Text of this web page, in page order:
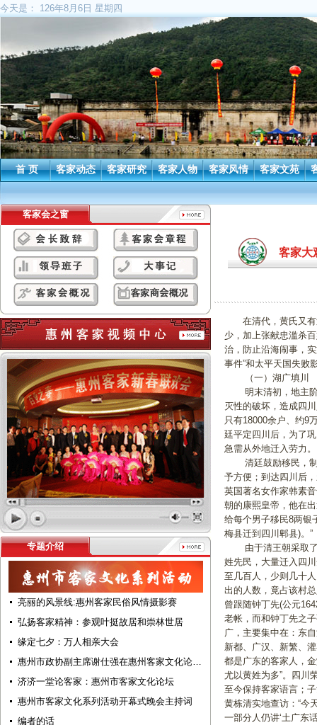
今天是： 126年8月6日 星期四
首 页 客家动态 客家研究 客家人物 客家风情 客家文苑
客家会之窗
专题介绍
亮丽的风景线:惠州客家民俗风情摄影赛
弘扬客家精神：参观叶挺故居和崇林世居
缘定七夕：万人相亲大会
惠州市政协副主席谢仕强在惠州客家文化论…
济济一堂论客家：惠州市客家文化论坛
惠州市客家文化系列活动开幕式晚会主持词
编者的话
客家大
在清代，黄氏又有
少，加上张献忠滥杀
治，防止沿海闹事，
事件”和太平天国失败
（一）湖广填川
明末清初，地主阶
灭性的破坏，造成四
只有18000余户、约9
廷平定四川后，为了
急需从外地迁入劳力。
清廷鼓励移民，制
予方便；到达四川后
英国著名女作家韩素
朝的康熙皇帝，他在
给每个男子移民8两银
梅县迁到四川郫县)。”
由于清王朝采取了
姓先民，大量迁入四
至几百人，少则几十
出的人数，竟占该村
曾跟随钟丁先(公元
老帐，而和钟丁先之
广，主要集中在：东
新都、广汉、新繁、
都是广东的客家人，
尤以黄姓为多”。四川
至今保持客家语言；
黄栋清实地查访：“今
一部分人仍讲‘土广东话